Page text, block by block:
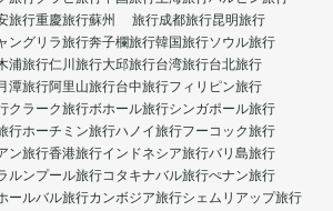
旅行重慶旅行蘇州 旅行成都旅行昆明旅行
ングリラ旅行奔子欄旅行韓国旅行ソウル旅行
浦旅行仁川旅行大邱旅行台湾旅行台北旅行
潭旅行阿里山旅行台中旅行フィリピン旅行
クラーク旅行ボホール旅行シンガポール旅行
行ホーチミン旅行ハノイ旅行フーコック旅行
ン旅行香港旅行インドネシア旅行バリ島旅行
ルンプール旅行コタキナバル旅行ぺナン旅行
ールバル旅行カンボジア旅行シェムリアップ旅行